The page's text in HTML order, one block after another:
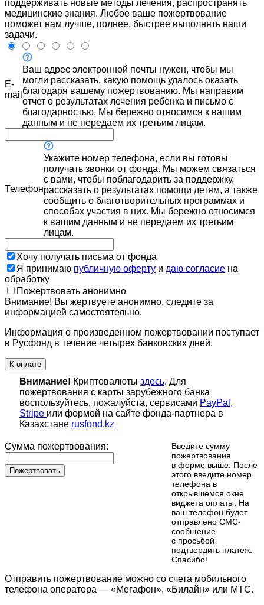
поддерживать новые методы лечения, распространять
медицинские знания. Любое ваше пожертвование
поможет нам лучше, полнее, быстрее выполнять наши
задачи.
E-
mail
Ваш адрес электронной почты нужен, чтобы мы
могли рассказать, какую помощь удалось оказать
благодаря вашему пожертвованию. Мы направим
отчет о результатах лечения ребенка и письмо с
благодарностью. Мы бережно относимся к вашим
данным и не передаем их третьим лицам.
Телефон
Укажите номер телефона, если вы готовы
получать звонки от фонда. Мы можем связаться
с вами, чтобы поблагодарить за поддержку,
рассказать о результатах помощи детям, а также
сообщить о благотворительных программах и
способах участия в них. Мы бережно относимся
к вашим данным и не передаем их третьим
лицам.
Хочу получать письма от фонда
Я принимаю публичную оферту и даю согласие на
обработку
Пожертвовать анонимно
Внимание! Вы жертвуете анонимно, следите за
информацией самостоятельно.
Информация о произведенном пожертвовании поступает
в Русфонд в течение четырех банковских дней.
К оплате
Внимание! Криптовалюты здесь. Для
пожертвования с карты зарубежного банка
воспользуйтесь, пожалуйста, сервисами PayPal ,
Stripe или формой на сайте фонда-партнера в
Казахстане rusfond.kz
Сумма пожертвования:
Пожертвовать
Введите сумму
пожертвования
в форме выше. После
этого введите номер
телефона в
открывшемся окне
виджета оплаты. На
ваш телефон будет
отправлено СМС-
сообщение
с просьбой
подтвердить платеж.
Cпасибо!
Отправить пожертвование можно со счета мобильного
телефона оператора — «Мегафон», «Билайн» или МТС.